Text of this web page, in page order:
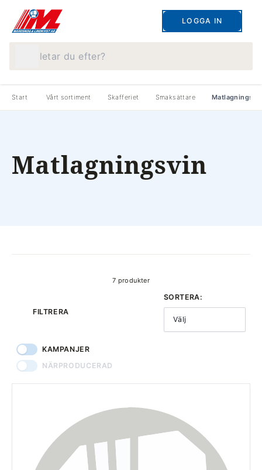
LOGGA IN
Start Vårt sortiment Skafferiet Smaksättare
Matlagningsvin
7 produkter
FILTRERA
SORTERA:
Välj
KAMPANJER
NÄRPRODUCERAD